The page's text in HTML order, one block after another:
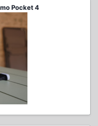
Pocket 4